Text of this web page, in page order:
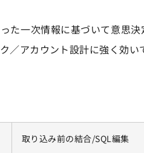
一次情報に基づいて意思
アカウント設計に強く効い
取り込み前の結合/SQL編集